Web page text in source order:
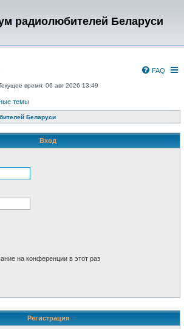
радиолюбителей Беларуси
FAQ
время: 06 авг 2026 13:49
темы
Беларуси
Вход
на конференции в этот раз
Регистрация